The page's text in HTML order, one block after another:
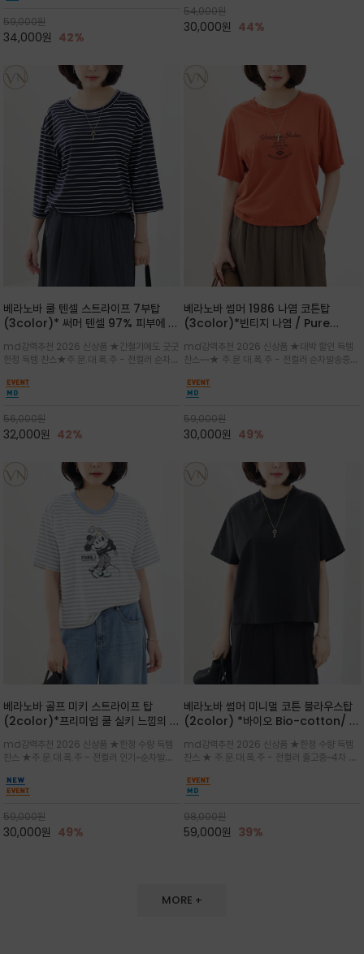
디자인이 팔 라인을 더욱 날씬
59,000원
34,000원 42%
트를 더해 데일리 룩에 포인트
54,000원
30,000원 44%
베라노바 쿨 텐셀 스트라이프 7부탑
(3color)* 써머 텐셀 97% 피부에 닿
소재
md강력추천 2026 신상품 ★간절기에도 굿굿
한정 득템 찬스★주.문.대.폭.주 - 전컬러 순차발
있는 드롭숄더와 7부 소매가 더해져 팔 라인을
자연스럽게 커버해주는 아이템/얇고 가벼운 터
치감으로 편안
56,000원
32,000원 42%
베라노바 썸머 1986 나염 코튼탑
(3color)*빈티지 나염 / Pure
어도 룩에 감도가 살아나는 베라노바 스
튜디오 티셔츠
md강력추천 2026 신상품 ★대박 할인 득템
찬스~~★ 주.문.대.폭.주 - 전컬러 순차발송중
유 있는 핏과 경쾌한 기장감이 자연스럽게 체형
을 커버/빈티지한 레터링 프린트가 은근한 포인
트가 되어 데님이나 린넨 팬츠와 감
59,000원
30,000원 49%
베라노바 골프 미키 스트라이프 탑
(2color)*프리미엄 쿨 실키 느낌의 폴
내 ★골프 미키티 포함 구매및 20만원
넘는 구매고객님께는 타이틀리스트 베라
노바 골프공 2피스 3구 증정(소진시 마
감)★
md강력추천 2026 신상품 ★한정 수량 득템
찬스 ★주.문.대.폭.주 - 전컬러 인기~순차발송
이프가 산뜻한 컬러감을 연출/안정감 있는 라운
드 넥라인과 여유있는 스탠다드 핏으로 여름내내
이쁘게 입으세요 ^^
59,000원
30,000원 49%
베라노바 썸머 미니멀 코튼 블라우스탑
(2color) *바이오 Bio-cotton/ 시
럼 편안하지만 블라우스처럼 단정한 무
드가 느껴지는 코튼 블라우스 탑
md강력추천 2026 신상품 ★한정 수량 득템
찬스 ★ 주.문.대.폭.주 - 전컬러 출고중~4차 리
볍게 퍼지는 박시한 실루엣과 크롭 기장이 하체
를 길어 보이게 해주며 와이드 팬츠와 셋업
98,000원
59,000원 39%
MORE +